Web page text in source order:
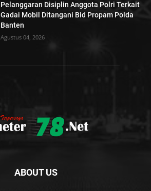
Pelanggaran Disiplin Anggota Polri Terkait
Gadai Mobil Ditangani Bid Propam Polda
Banten
Agustus 04, 2026
ABOUT US